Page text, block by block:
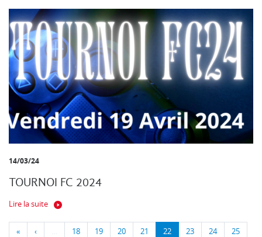
14/03/24
TOURNOI FC 2024
Lire la suite
« ‹ … 18 19 20 21 22 23 24 25